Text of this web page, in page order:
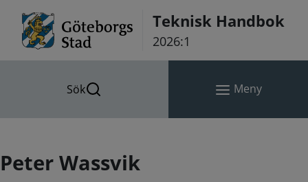
Teknisk Handbok
2026:1
Sök Meny
Peter Wassvik